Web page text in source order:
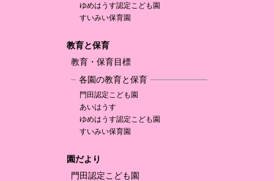
ゆめはうす認定 こども園
すいみい保育園
教育と保育
教育・保育目標
各園の教育と保育
門田認定 こども園
あいはうす
ゆめはうす認定 こども園
すいみい保育園
園だより
門田認定 こども園